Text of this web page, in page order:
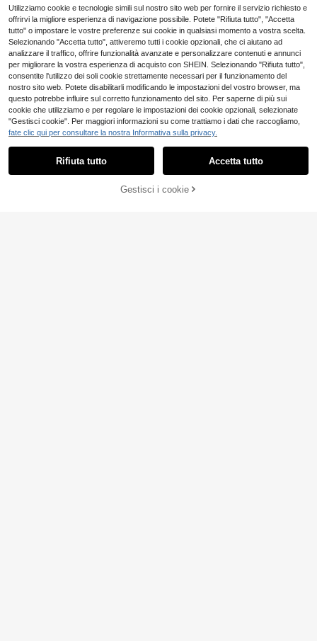
o per uso casual quotidiano in autu
nno/inverno, scuola e casa, adatto
anche per Natale
vani
AGGIUNGI AL CARRELLO
Utilizziamo cookie e tecnologie simili sul nostro sito web per fornire il servizio richiesto e
offrirvi la migliore esperienza di navigazione possibile. Potete "Rifiuta tutto", "Accetta
tutto" o impostare le vostre preferenze sui cookie in qualsiasi momento a vostra scelta.
Selezionando "Accetta tutto", attiveremo tutti i cookie opzionali, che ci aiutano ad
analizzare il traffico, offrire funzionalità avanzate e personalizzare contenuti e annunci
per migliorare la vostra esperienza di acquisto con SHEIN. Selezionando "Rifiuta tutto",
consentite l'utilizzo dei soli cookie strettamente necessari per il funzionamento del
nostro sito web. Potete disabilitarli modificando le impostazioni del vostro browser, ma
questo potrebbe influire sul corretto funzionamento del sito. Per saperne di più sui
cookie che utilizziamo e per regolare le impostazioni dei cookie opzionali, selezionate
"Gestisci cookie". Per maggiori informazioni su come trattiamo i dati che raccogliamo,
fate clic qui per consultare la nostra Informativa sulla privacy.
Rifiuta tutto Accetta tutto
Gestisci i cookie